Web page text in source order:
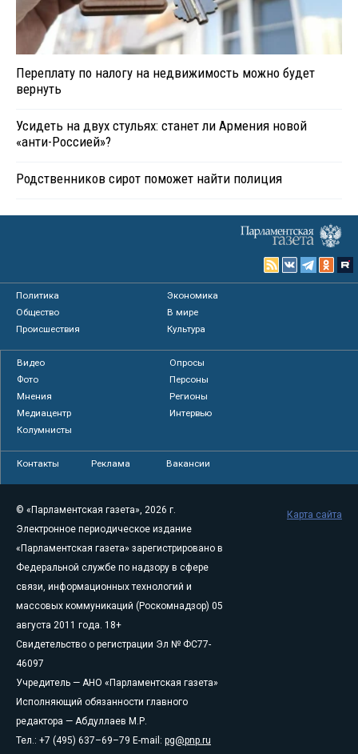
Переплату по налогу на недвижимость можно будет
вернуть
Усидеть на двух стульях: станет ли Армения новой
«анти-Россией»?
Родственников сирот поможет найти полиция
Политика
Экономика
Общество
В мире
Происшествия
Культура
Видео
Опросы
Фото
Персоны
Мнения
Регионы
Медиацентр
Интервью
Колумнисты
Контакты Реклама Вакансии
© «Парламентская газета», 2026 г.
Электронное периодическое издание
«Парламентская газета» зарегистрировано в
Федеральной службе по надзору в сфере
связи, информационных технологий и
массовых коммуникаций (Роскомнадзор) 05
августа 2011 года. 18+
Свидетельство о регистрации Эл № ФС77-
46097
Учредитель — АНО «Парламентская газета»
Исполняющий обязанности главного
редактора — Абдуллаев М.Р.
Тел.: +7 (495) 637–69–79 E-mail: pg@pnp.ru
Карта сайта